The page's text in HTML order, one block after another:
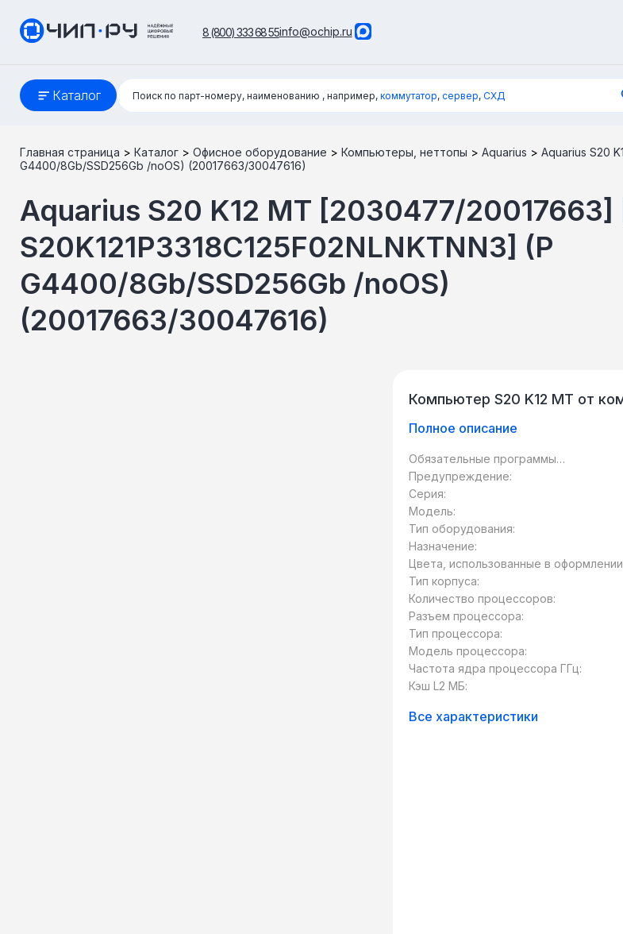
8 (800) 333 68 55info@ochip.ru
Каталог
Поиск:
Поиск по парт-номеру, наименованию , например, коммутатор, сервер, СХД
Главная страница > Каталог > Офисное оборудование > Компьютеры, неттопы > Aquarius > Aquarius S20
G4400/8Gb/SSD256Gb /noOS) (20017663/30047616)
Aquarius S20 K12 MT [2030477/20017663]
S20K121P3318C125F02NLNKTNN3] (P
G4400/8Gb/SSD256Gb /noOS)
(20017663/30047616)
Компьютер S20 K12 MT от
Полное описание
Обязательные программы
предустановлены:
Предупреждение:
Серия:
Модель:
Тип оборудования:
Назначение:
Цвета, использованные в
Тип корпуса:
Количество процессоров:
Разъем процессора:
Тип процессора:
Модель процессора:
Частота ядра процессора ГГц:
Кэш L2 МБ:
Все характеристики